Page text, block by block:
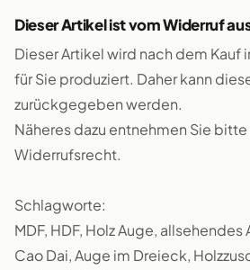
Dieser Artikel ist vom Widerruf
Dieser Artikel wird nach dem Kauf
für Sie produziert. Daher kann
zurückgegeben werden.
Näheres dazu entnehmen Sie
Widerrufsrecht.
Schlagworte:
MDF, HDF, Holz Auge,
Cao Dai, Auge im Dreieck,